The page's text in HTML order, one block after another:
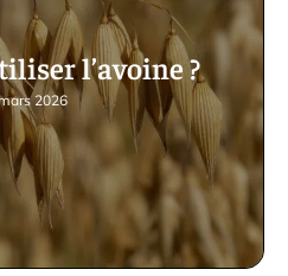
l’avoine ?
2026